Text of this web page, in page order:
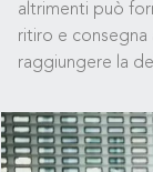
altrimenti può
ritiro e
raggiungere la